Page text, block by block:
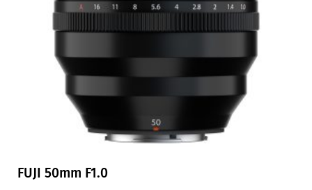
FUJI 50mm F1.0